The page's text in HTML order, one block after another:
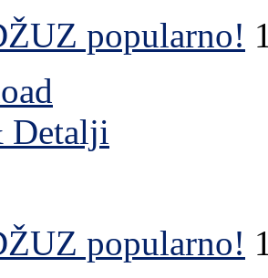
popularno!
Detalji
popularno!